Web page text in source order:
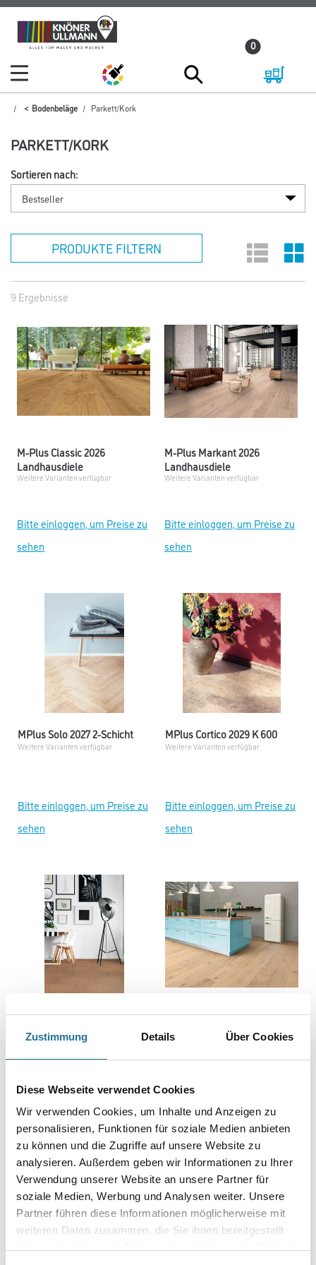
Zustimmung Details Über Cookies
Diese Webseite verwendet Cookies
Wir verwenden Cookies, um Inhalte und Anzeigen zu
personalisieren, Funktionen für soziale Medien anbieten
zu können und die Zugriffe auf unsere Website zu
analysieren. Außerdem geben wir Informationen zu Ihrer
Verwendung unserer Website an unsere Partner für
soziale Medien, Werbung und Analysen weiter. Unsere
Partner führen diese Informationen möglicherweise mit
weiteren Daten zusammen, die Sie ihnen bereitgestellt
Zum
Inhalt
Zum
Navigationsmenü
0
Bodenbeläge Parkett/Kork
PARKETT/KORK
Sortieren nach:
PRODUKTE FILTERN
9 Ergebnisse
M-Plus Classic 2026
Landhausdiele
Weitere Varianten verfügbar
Bitte einloggen, um Preise zu
sehen
M-Plus Markant 2026
Landhausdiele
Weitere Varianten verfügbar
Bitte einloggen, um Preise zu
sehen
MPlus Solo 2027 2-Schicht
Weitere Varianten verfügbar
Bitte einloggen, um Preise zu
sehen
MPlus Cortico 2029 K 600
Weitere Varianten verfügbar
Bitte einloggen, um Preise zu
sehen
MPlus Cortico 2029 K 500
Bitte einloggen, um Preise zu
sehen
M-Plus Aktiv 2027
Landhausdiele
Weitere Varianten verfügbar
Bitte einloggen, um Preise zu
sehen